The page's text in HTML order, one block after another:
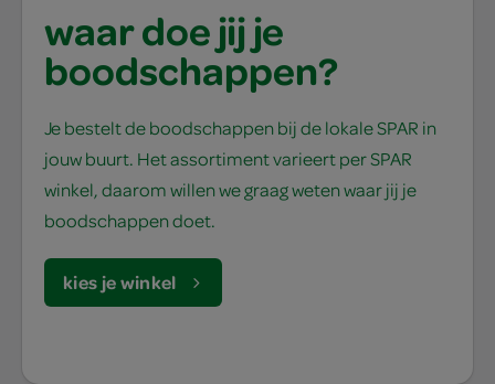
waar doe jij je
boodschappen?
Je bestelt de boodschappen bij de lokale SPAR in
jouw buurt. Het assortiment varieert per SPAR
winkel, daarom willen we graag weten waar jij je
boodschappen doet.
kies je winkel